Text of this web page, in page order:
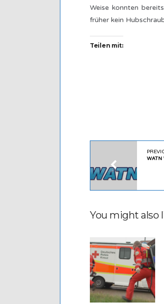
Weise konnten
früher kein
Teilen mit:
WATN
You might also